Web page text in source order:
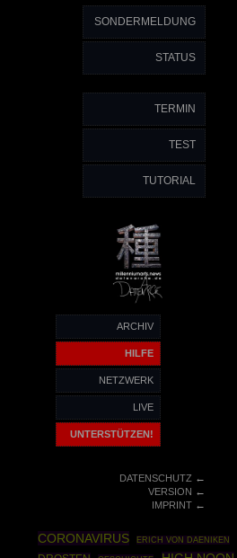
SONDERMELDUNG
STATUS
TERMIN
TEST
TUTORIAL
ARCHIV
HILFE
NETZWERK
LIVE
UNTERSTÜTZEN!
DATENSCHUTZ←
VERSION ←
IMPRINT←
CORONAVIRUS ERICH VON DAENIKEN